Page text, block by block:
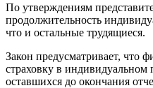
По утверждениям
продолжительность
что и остальные тру­дящиеся.
Закон предусматривает, что
страховку в индивидуаль­ном
оставшихся до окон­чания